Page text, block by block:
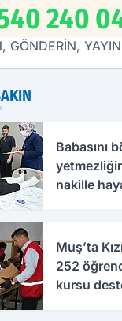
240
GÖNDERİN,
Babasını
nakille
Muş’ta
252
kursu